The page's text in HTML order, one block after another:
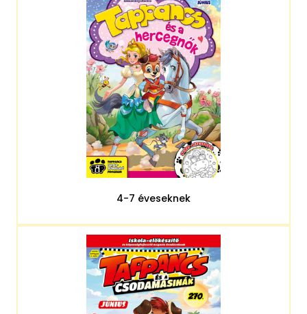
4-7 éveseknek